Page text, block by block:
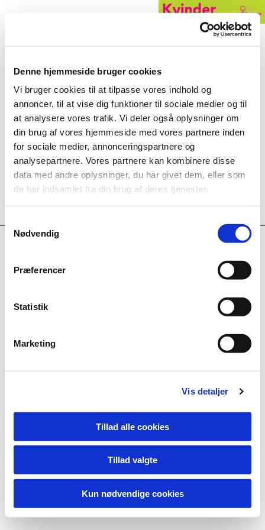
Denne hjemmeside bruger cookies
Vi bruger cookies til at tilpasse vores indhold og
annoncer, til at vise dig funktioner til sociale medier og til
at analysere vores trafik. Vi deler også oplysninger om
din brug af vores hjemmeside med vores partnere inden
for sociale medier, annonceringspartnere og
analysepartnere. Vores partnere kan kombinere disse
data med andre oplysninger, du har givet dem, eller som
de har indsamlet fra din brug af deres tjenester.
Nødvendig
Præferencer
Statistik
Marketing
Vis detaljer
Tillad alle cookies
Tillad valgte
Kun nødvendige cookies
GENERALFORSAMLINGEN D. 1.3.15
Referat
Bilag beretninger
Bilag budget